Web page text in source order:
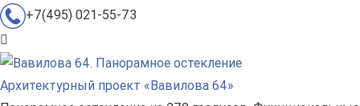
+7(495) 021-55-73
Архитектурный проект «Вавилова 64»